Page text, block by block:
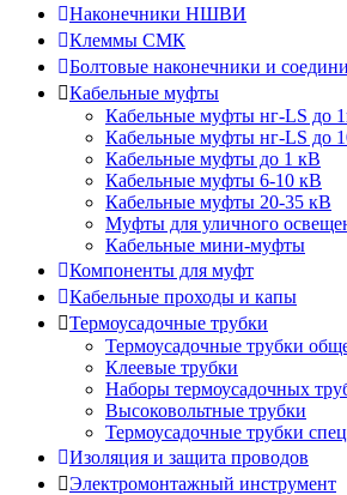
Наконечники НШВИ
Клеммы СМК
Болтовые наконечники и
Кабельные муфты
Кабельные муфты нг-LS до
Кабельные муфты нг-LS до
Кабельные муфты до 1 кВ
Кабельные муфты 6-10 кВ
Кабельные муфты 20-35 кВ
Муфты для уличного
Кабельные мини-муфты
Компоненты для муфт
Кабельные проходы и капы
Термоусадочные трубки
Термоусадочные трубки
Клеевые трубки
Наборы термоусадочных
Высоковольтные трубки
Термоусадочные трубки
Изоляция и защита проводов
Электромонтажный инструмент